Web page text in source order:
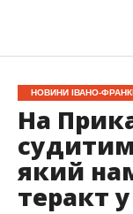
НОВИНИ ІВАНО-
На
який
теракт